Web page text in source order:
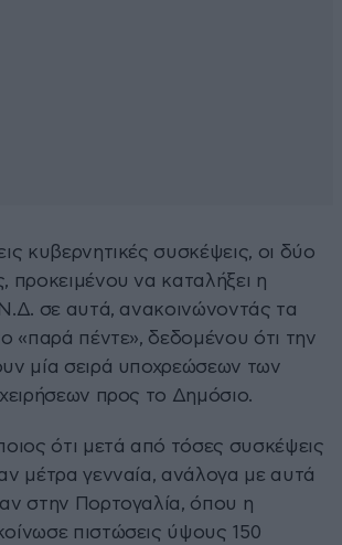
κυβερνητικές συσκέψεις, οι δύο
προκειμένου να καταλήξει η
σε αυτά, ανακοινώνοντάς τα
«παρά πέντε», δεδομένου ότι την
μία σειρά υποχρεώσεων των
προς το Δημόσιο.
ότι μετά από τόσες συσκέψεις
μέτρα γενναία, ανάλογα με αυτά
στην Πορτογαλία, όπου η
πιστώσεις ύψους 150